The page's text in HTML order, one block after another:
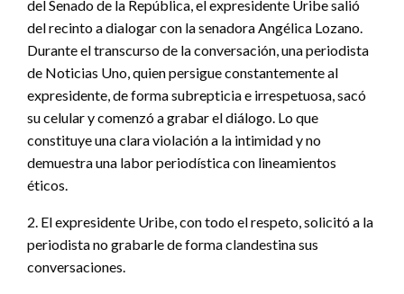
del Senado de la República, el expresidente Uribe salió
del recinto a dialogar con la senadora Angélica Lozano.
Durante el transcurso de la conversación, una periodista
de Noticias Uno, quien persigue constantemente al
expresidente, de forma subrepticia e irrespetuosa, sacó
su celular y comenzó a grabar el diálogo. Lo que
constituye una clara violación a la intimidad y no
demuestra una labor periodística con lineamientos
éticos.
2. El expresidente Uribe, con todo el respeto, solicitó a la
periodista no grabarle de forma clandestina sus
conversaciones.